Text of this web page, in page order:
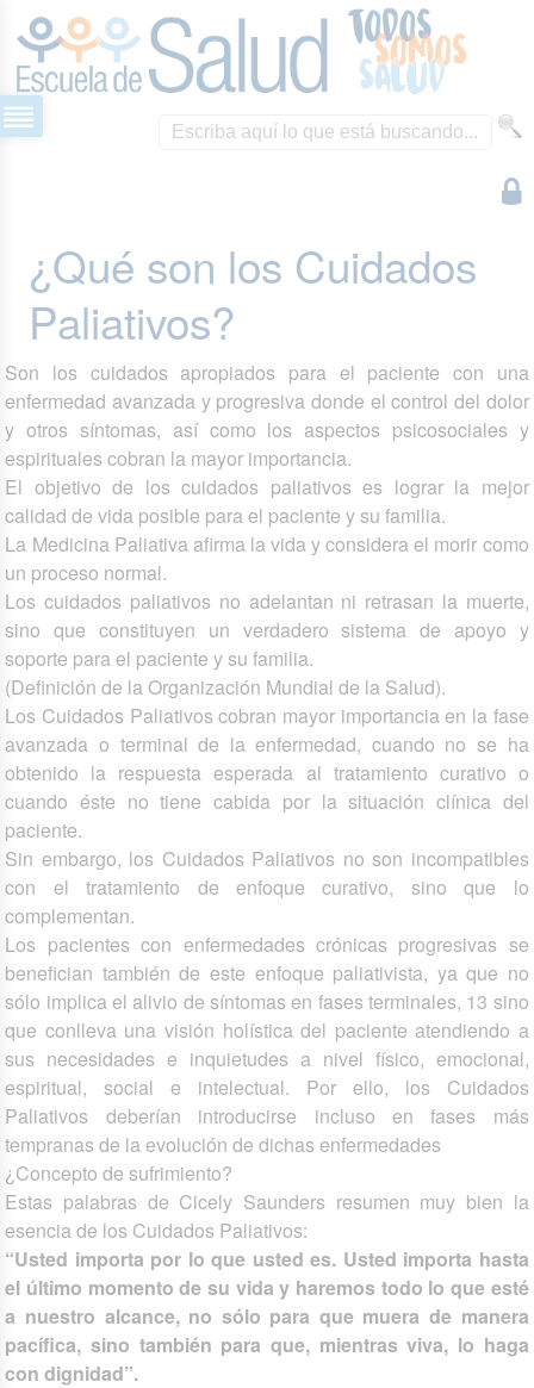
¿Qué son los Cuidados
Paliativos?
Son los cuidados apropiados para el paciente con una
enfermedad avanzada y progresiva donde el control del dolor
y otros síntomas, así como los aspectos psicosociales y
espirituales cobran la mayor importancia.
El objetivo de los cuidados paliativos es lograr la mejor
calidad de vida posible para el paciente y su familia.
La Medicina Paliativa afirma la vida y considera el morir como
un proceso normal.
Los cuidados paliativos no adelantan ni retrasan la muerte,
sino que constituyen un verdadero sistema de apoyo y
soporte para el paciente y su familia.
(Definición de la Organización Mundial de la Salud).
Los Cuidados Paliativos cobran mayor importancia en la fase
avanzada o terminal de la enfermedad, cuando no se ha
obtenido la respuesta esperada al tratamiento curativo o
cuando éste no tiene cabida por la situación clínica del
paciente.
Sin embargo, los Cuidados Paliativos no son incompatibles
con el tratamiento de enfoque curativo, sino que lo
complementan.
Los pacientes con enfermedades crónicas progresivas se
benefician también de este enfoque paliativista, ya que no
sólo implica el alivio de síntomas en fases terminales, 13 sino
que conlleva una visión holística del paciente atendiendo a
sus necesidades e inquietudes a nivel físico, emocional,
espiritual, social e intelectual. Por ello, los Cuidados
Paliativos deberían introducirse incluso en fases más
tempranas de la evolución de dichas enfermedades
¿Concepto de sufrimiento?
Estas palabras de Cicely Saunders resumen muy bien la
esencia de los Cuidados Paliativos:
“Usted importa por lo que usted es. Usted importa hasta
el último momento de su vida y haremos todo lo que esté
a nuestro alcance, no sólo para que muera de manera
pacífica, sino también para que, mientras viva, lo haga
con dignidad”.